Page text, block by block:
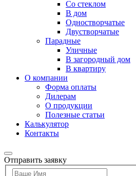
Со стеклом
В дом
Одностворчатые
Двустворчатые
Парадные
Уличные
В загородный дом
В квартиру
О компании
Форма оплаты
Дилерам
О продукции
Полезные статьи
Калькулятор
Контакты
Отправить заявку